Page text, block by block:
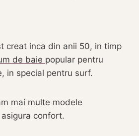
creat inca din anii 50, in timp
de baie popular pentru
in special pentru surf.
mai multe modele
confort.